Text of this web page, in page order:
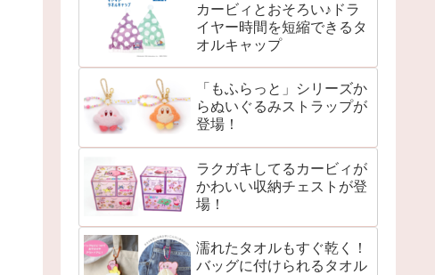
カービィとおそろい♪ドラ
イヤー時間を短縮できるタ
オルキャップ
「もふらっと」シリーズか
らぬいぐるみストラップが
登場！
ラクガキしてるカービィが
かわいい収納チェストが登
場！
濡れたタオルもすぐ乾く！
バッグに付けられるタオル